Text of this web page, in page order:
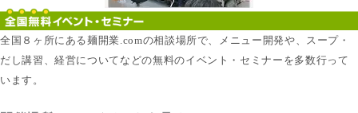
全国８ヶ所にある麺開業.comの相談場所で、メニュー開発や、スープ・
だし講習、経営についてなどの無料のイベント・セミナーを多数行って
います。